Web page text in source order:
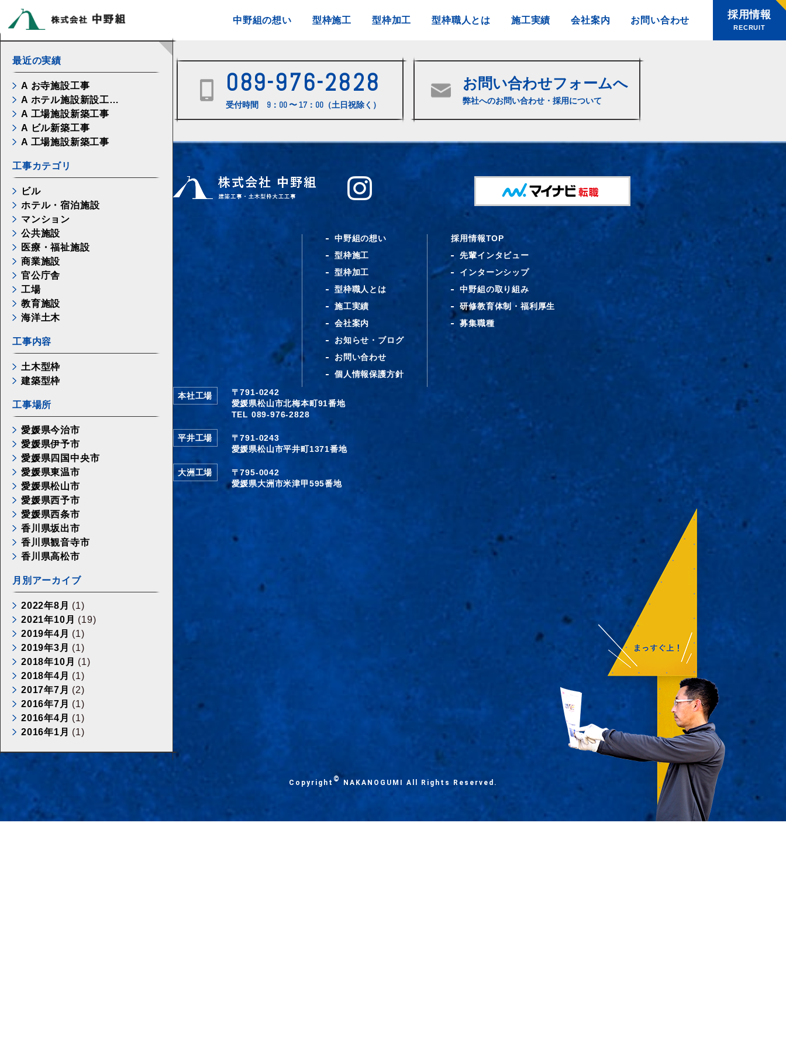
中野組の想い 型枠施工 型枠加工 型枠職人とは 施工実績 会社案内 お問い合わせ 採用情報
RECRUIT
最近の実績
A お寺施設工事
A ホテル施設新設工…
A 工場施設新築工事
A ビル新築工事
A 工場施設新築工事
工事カテゴリ
ビル
ホテル・宿泊施設
マンション
公共施設
医療・福祉施設
商業施設
官公庁舎
工場
教育施設
海洋土木
工事内容
土木型枠
建築型枠
工事場所
愛媛県今治市
愛媛県伊予市
愛媛県四国中央市
愛媛県東温市
愛媛県松山市
愛媛県西予市
愛媛県西条市
香川県坂出市
香川県観音寺市
香川県高松市
月別アーカイブ
2022年8月 (1)
2021年10月 (19)
2019年4月 (1)
2019年3月 (1)
2018年10月 (1)
2018年4月 (1)
2017年7月 (2)
2016年7月 (1)
2016年4月 (1)
2016年1月 (1)
089-976-2828
受付時間 9：00 〜 17：00（土日祝除く）
お問い合わせフォームへ
弊社へのお問い合わせ・採用について
中野組の想い
型枠施工
型枠加工
型枠職人とは
施工実績
会社案内
お知らせ・ブログ
お問い合わせ
個人情報保護方針
採用情報TOP
先輩インタビュー
インターンシップ
中野組の取り組み
研修教育体制・福利厚生
募集職種
本社工場
〒791-0242
愛媛県松山市北梅本町91番地
TEL 089-976-2828
平井工場
〒791-0243
愛媛県松山市平井町1371番地
大洲工場
〒795-0042
愛媛県大洲市米津甲595番地
Copyright © NAKANOGUMI All Rights Reserved.